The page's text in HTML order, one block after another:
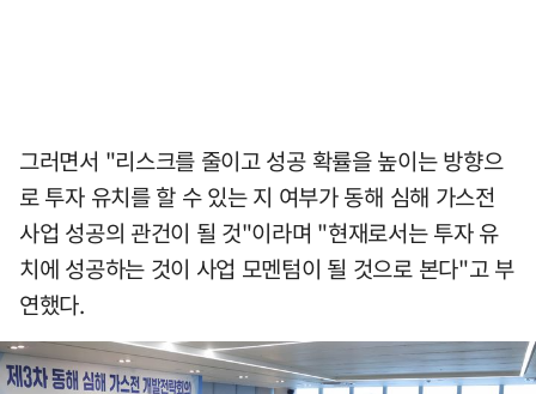
그러면서 "리스크를 줄이고 성공 확률을 높이는 방향으
로 투자 유치를 할 수 있는 지 여부가 동해 심해 가스전
사업 성공의 관건이 될 것"이라며 "현재로서는 투자 유
치에 성공하는 것이 사업 모멘텀이 될 것으로 본다"고 부
연했다.